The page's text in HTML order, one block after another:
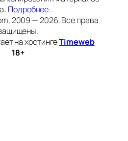
Подробнее…
2009 — 2026. Все права
на хостингеTimeweb
18+